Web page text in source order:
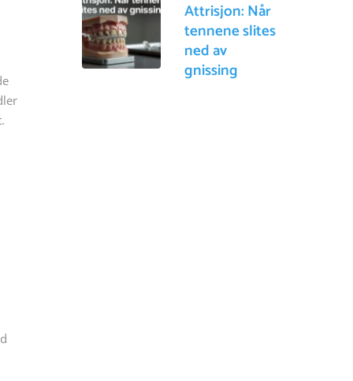
Attrisjon: Når
tennene slites
ned av
gnissing